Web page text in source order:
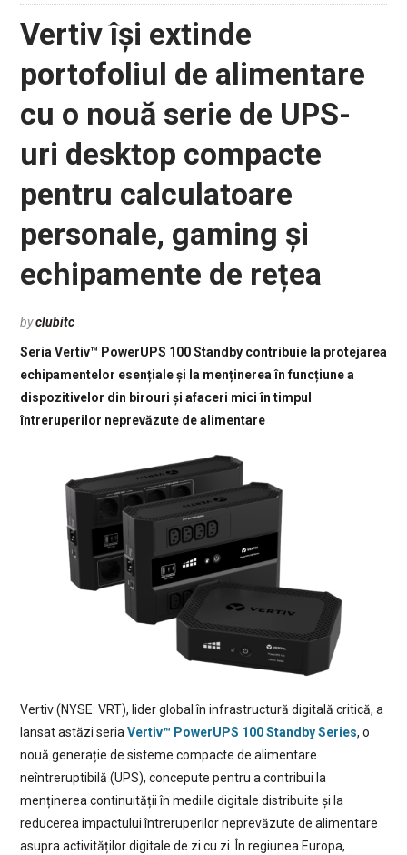
Vertiv își extinde
portofoliul de alimentare
cu o nouă serie de UPS-
uri desktop compacte
pentru calculatoare
personale, gaming și
echipamente de rețea
byclubitc
Seria Vertiv™ PowerUPS 100 Standby contribuie la protejarea
echipamentelor esențiale și la menținerea în funcțiune a
dispozitivelor din birouri și afaceri mici în timpul
întreruperilor neprevăzute de alimentare
Vertiv (NYSE: VRT), lider global în infrastructură digitală critică, a
lansat astăzi seria Vertiv™ PowerUPS 100 Standby Series, o
nouă generație de sisteme compacte de alimentare
neîntreruptibilă (UPS), concepute pentru a contribui la
menținerea continuității în mediile digitale distribuite și la
reducerea impactului întreruperilor neprevăzute de alimentare
asupra activităților digitale de zi cu zi. În regiunea Europa,